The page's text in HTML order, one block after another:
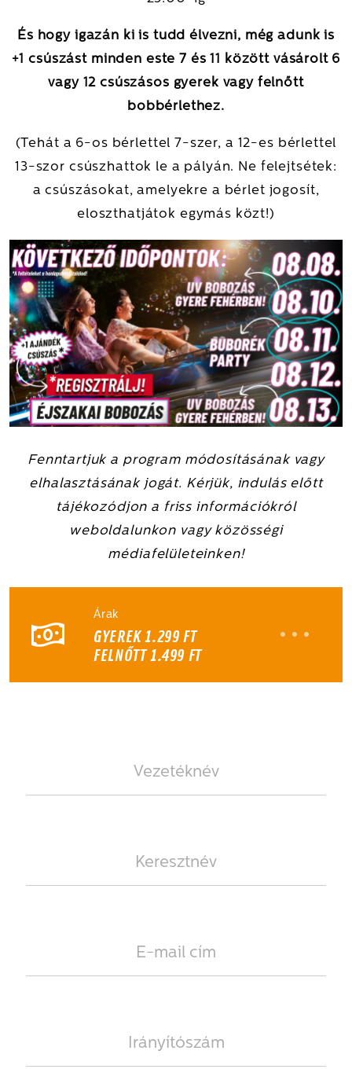
És hogy igazán ki is tudd élvezni, még adunk is
+1 csúszást minden este 7 és 11 között vásárolt 6
vagy 12 csúszásos gyerek vagy felnőtt
bobbérlethez.
(Tehát a 6-os bérlettel 7-szer, a 12-es bérlettel
13-szor csúszhattok le a pályán. Ne felejtsétek:
a csúszásokat, amelyekre a bérlet jogosít,
eloszthatjátok egymás közt!)
Fenntartjuk a program módosításának vagy
elhalasztásának jogát. Kérjük, indulás előtt
tájékozódjon a friss információkról
weboldalunkon vagy közösségi
médiafelületeinken!
Árak
GYEREK 1.299 FT
FELNŐTT 1.499 FT
ÁRAK
BOBOZÁS! +1
csúszásért
regisztrálj!
REGISZTRÁLOK!
BEZÁROM
ÉJSZAKAI BOBOZÁS!
+1 csúszásért regisztrálj
BEZÁROM